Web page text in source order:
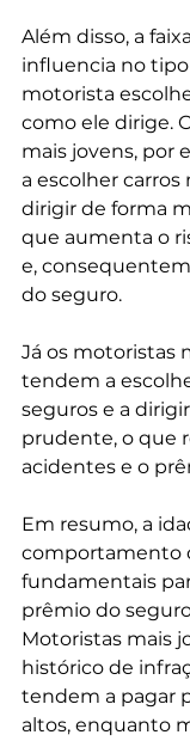
Além disso, a
influencia no
motorista
como ele dirige.
mais jovens, por
a escolher
dirigir de forma
que aumenta o
e,
do seguro.
Já os motoristas
tendem a
seguros e a
prudente, o que
acidentes e o
Em resumo, a
comportamento
fundamentais
prêmio do
Motoristas mais
histórico de
tendem a pagar
altos, enquanto